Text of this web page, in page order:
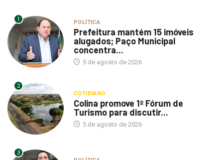
1 POLÍTICA
Prefeitura mantém 15 imóveis
alugados; Paço Municipal
concentra...
5 de agosto de 2026
2
COTIDIANO
Colina promove 1º Fórum de
Turismo para discutir...
5 de agosto de 2026
3